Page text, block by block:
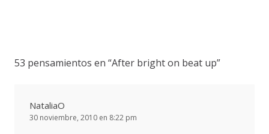
53 pensamientos en “After bright on beat up”
NataliaO
30 noviembre, 2010 en 8:22 pm